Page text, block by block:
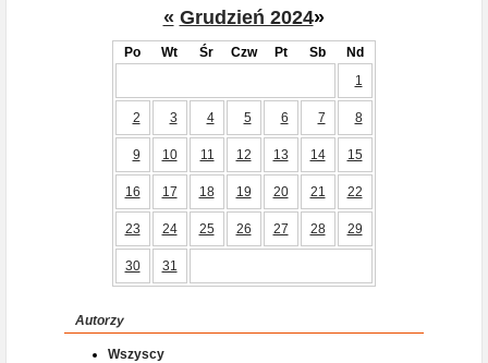
« Grudzień 2024»
Po Wt Śr Czw Pt Sb
Nd
1
2 3 4 5 6 7 8
9 10 11 12 13 14 15
16 17 18 19 20 21 22
23 24 25 26 27 28 29
30 31
Autorzy
Wszyscy